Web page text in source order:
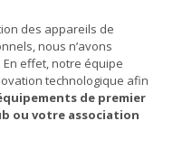
des appareils de
nous n’avons
effet, notre équipe
technologique afin
de premier
ou votre association